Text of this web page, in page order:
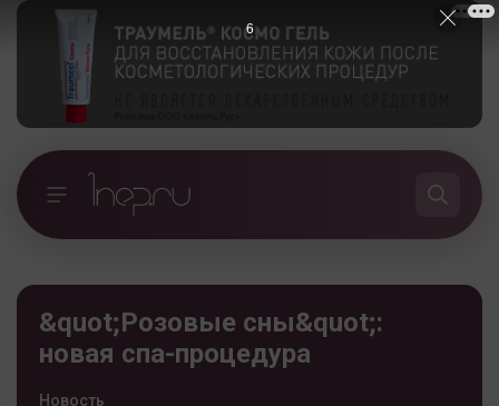
&quot;Розовые сны&quot;:
новая спа-процедура
Новость
5